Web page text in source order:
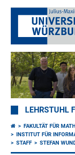
LEHRSTUHL
FAKULTÄT FÜR
INSTITUT FÜR
STAFF
STEFAN